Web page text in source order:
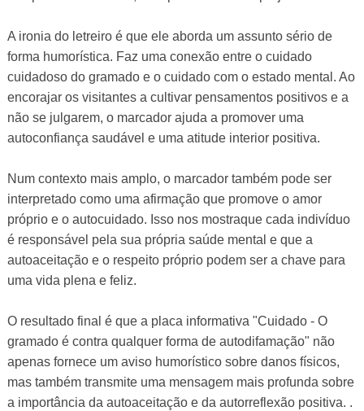
A ironia do letreiro é que ele aborda um assunto sério de
forma humorística. Faz uma conexão entre o cuidado
cuidadoso do gramado e o cuidado com o estado mental. Ao
encorajar os visitantes a cultivar pensamentos positivos e a
não se julgarem, o marcador ajuda a promover uma
autoconfiança saudável e uma atitude interior positiva.
Num contexto mais amplo, o marcador também pode ser
interpretado como uma afirmação que promove o amor
próprio e o autocuidado. Isso nos mostraque cada indivíduo
é responsável pela sua própria saúde mental e que a
autoaceitação e o respeito próprio podem ser a chave para
uma vida plena e feliz.
O resultado final é que a placa informativa "Cuidado - O
gramado é contra qualquer forma de autodifamação" não
apenas fornece um aviso humorístico sobre danos físicos,
mas também transmite uma mensagem mais profunda sobre
a importância da autoaceitação e da autorreflexão positiva. .